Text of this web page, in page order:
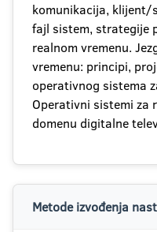
komunikacija, klijent/
fajl sistem, strategije
realnom vremenu.
vremenu: principi,
operativnog sistema
Operativni sistemi za
domenu digitalne
Metode izvođenja